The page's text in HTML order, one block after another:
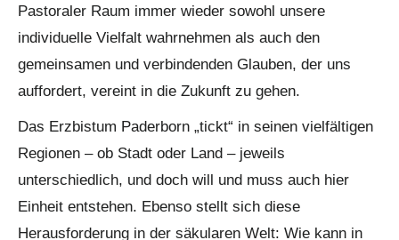
Pastoraler Raum immer wieder sowohl unsere
individuelle Vielfalt wahrnehmen als auch den
gemeinsamen und verbindenden Glauben, der uns
auffordert, vereint in die Zukunft zu gehen.
Das Erzbistum Paderborn „tickt“ in seinen vielfältigen
Regionen – ob Stadt oder Land – jeweils
unterschiedlich, und doch will und muss auch hier
Einheit entstehen. Ebenso stellt sich diese
Herausforderung in der säkularen Welt: Wie kann in